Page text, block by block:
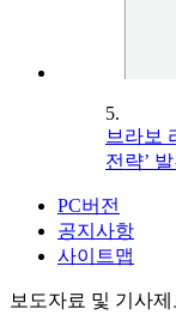
5.
브라보
전략’
PC버전
공지사항
사이트맵
보도자료 및 기사제